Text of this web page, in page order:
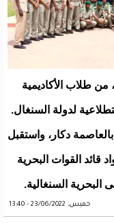
من طلاب الأكاديمية
لدولة السنغال.
دكار، واستقبل
القوات البحرية
البحرية السنغالية.
خميس, 23/06/2022 - 13:40